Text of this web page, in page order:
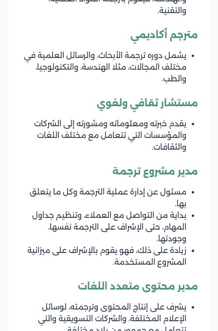
والتقنية.
مترجم أكاديمي
يشمل دوره ترجمة الأبحاث، والرسائل العلمية في
مختلف المجالات، مثلا الهندسة، والتكنولوجيا،
والطب.
مستشار ثقافي ولغوي
يقدم خبرته ومعلوماته ومشورته إلى الشركات
والمؤسسات التي تتعامل مع مختلف اللغات
والثقافات.
مدير مشروع ترجمة
مسئول عن إدارة عملية الترجمة وكل ما يتعلق
بها.
بداية من التواصل مع العملاء، وتنظيم جداول
المهام، حتى الإشراف على الترجمة نفسها،
وجودتها.
زيادة على ذلك، فهو يقوم بالإشراف على ميزانية
المشروع المستخدمة.
مدير محتوى متعدد اللغات
يشرف على إنتاج المحتوى وترجمته، لوسائل
الإعلام المختلفة، والشركات التسويقية والتي